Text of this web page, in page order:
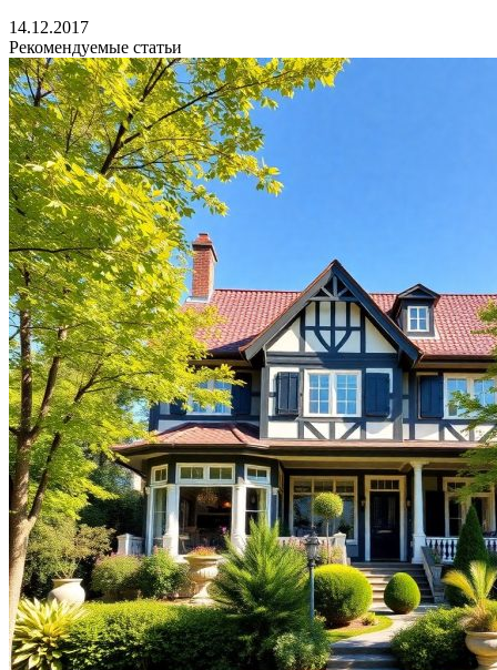
14.12.2017
Рекомендуемые статьи